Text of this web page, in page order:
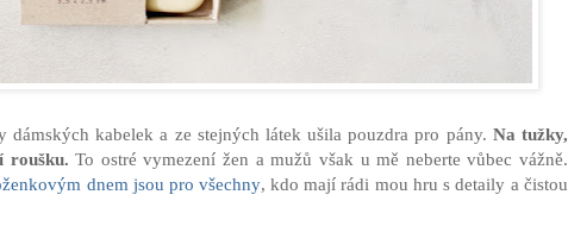
dámských kabelek a ze stejných látek ušila pouzdra pro pány. Na tužky,
roušku. To ostré vymezení žen a mužů však u mě neberte vůbec vážně.
dnem jsou pro všechny, kdo mají rádi mou hru s detaily a čistou